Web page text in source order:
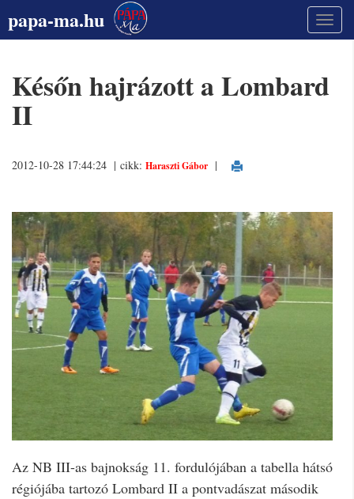
papa-ma.hu
Későn hajrázott a Lombard
II
2012-10-28 17:44:24 | cikk: Haraszti Gábor |
Az NB III-as bajnokság 11. fordulójában a tabella hátsó
régiójába tartozó Lombard II a pontvadászat második